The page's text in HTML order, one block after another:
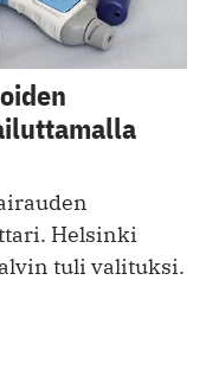
Helsinki
tuli valituksi.